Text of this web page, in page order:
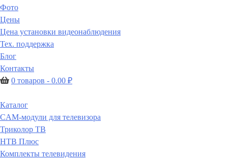
Фото
Цены
Цена установки видеонаблюдения
Тех. поддержка
Блог
Контакты
0 товаров - 0.00 ₽
Каталог
CAM-модули для телевизора
Триколор ТВ
НТВ Плюс
Комплекты телевидения